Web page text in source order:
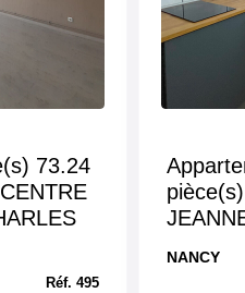
73.24
Réf. 495
NANCY